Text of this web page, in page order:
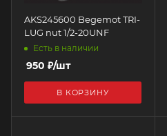
AKS245600 Begemot TRI-
LUG nut 1/2-20UNF
Есть в наличии
950 ₽/шт
В КОРЗИНУ